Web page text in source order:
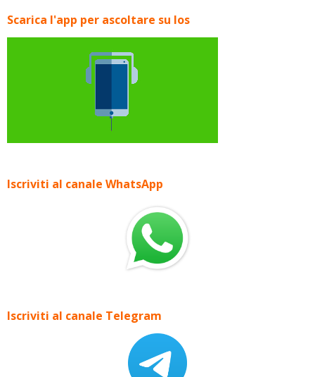
Scarica l'app per ascoltare su Ios
Iscriviti al canale WhatsApp
Iscriviti al canale Telegram